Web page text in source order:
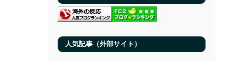
人気記事（外部サイト）